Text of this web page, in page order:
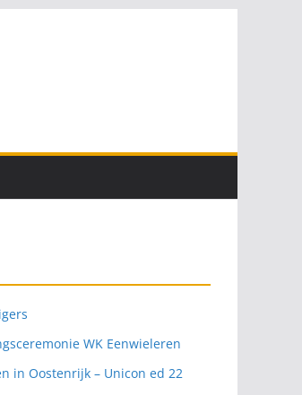
WK Eenwieleren
in Oostenrijk – Unicon ed 22